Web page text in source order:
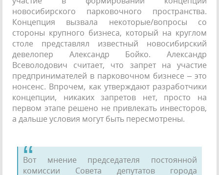
новосибирского парковочного пространства.
Концепция вызвала некоторые/вопросы со
стороны крупного бизнеса, который на круглом
столе представлял известный новосибирский
девелопер Александр Бойко. Александр
Всеволодович считает, что запрет на участие
предпринимателей в парковочном бизнесе – это
нонсенс. Впрочем, как утверждают разработчики
концепции, никаких запретов нет, просто на
первом этапе решено не привлекать инвесторов,
а дальше условия могут быть пересмотрены.
Вот мнение председателя постоянной
комиссии Совета депутатов города